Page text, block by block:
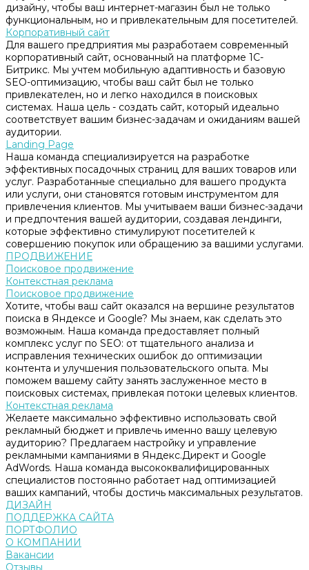
дизайну, чтобы ваш интернет-магазин был не только
функциональным, но и привлекательным для посетителей.
Корпоративный сайт
Для вашего предприятия мы разработаем современный
корпоративный сайт, основанный на платформе 1С-
Битрикс. Мы учтем мобильную адаптивность и базовую
SEO-оптимизацию, чтобы ваш сайт был не только
привлекателен, но и легко находился в поисковых
системах. Наша цель - создать сайт, который идеально
соответствует вашим бизнес-задачам и ожиданиям вашей
аудитории.
Landing Page
Наша команда специализируется на разработке
эффективных посадочных страниц для ваших товаров или
услуг. Разработанные специально для вашего продукта
или услуги, они становятся готовым инструментом для
привлечения клиентов. Мы учитываем ваши бизнес-задачи
и предпочтения вашей аудитории, создавая лендинги,
которые эффективно стимулируют посетителей к
совершению покупок или обращению за вашими услугами.
ПРОДВИЖЕНИЕ
Поисковое продвижение
Контекстная реклама
Поисковое продвижение
Хотите, чтобы ваш сайт оказался на вершине результатов
поиска в Яндексе и Google? Мы знаем, как сделать это
возможным. Наша команда предоставляет полный
комплекс услуг по SEO: от тщательного анализа и
исправления технических ошибок до оптимизации
контента и улучшения пользовательского опыта. Мы
поможем вашему сайту занять заслуженное место в
поисковых системах, привлекая потоки целевых клиентов.
Контекстная реклама
Желаете максимально эффективно использовать свой
рекламный бюджет и привлечь именно вашу целевую
аудиторию? Предлагаем настройку и управление
рекламными кампаниями в Яндекс.Директ и Google
AdWords. Наша команда высококвалифицированных
специалистов постоянно работает над оптимизацией
ваших кампаний, чтобы достичь максимальных результатов.
ДИЗАЙН
ПОДДЕРЖКА САЙТА
ПОРТФОЛИО
О КОМПАНИИ
Вакансии
Отзывы